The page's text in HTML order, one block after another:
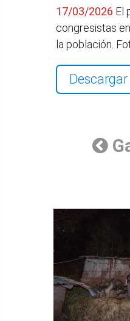
17/03/2026 El
congresistas
la población.